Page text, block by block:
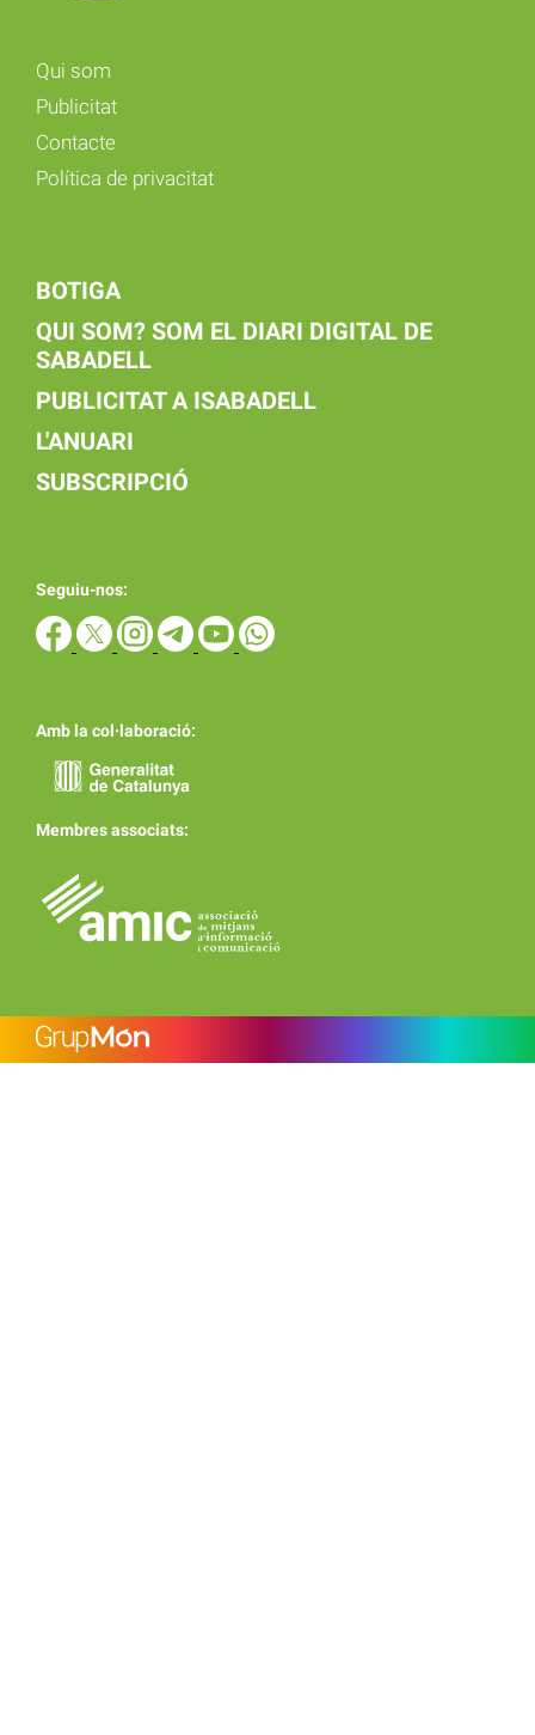
Qui som
Publicitat
Contacte
Política de privacitat
BOTIGA
QUI SOM? SOM EL DIARI DIGITAL DE
SABADELL
PUBLICITAT A ISABADELL
L'ANUARI
SUBSCRIPCIÓ
Seguiu-nos:
Amb la col·laboració:
Membres associats: